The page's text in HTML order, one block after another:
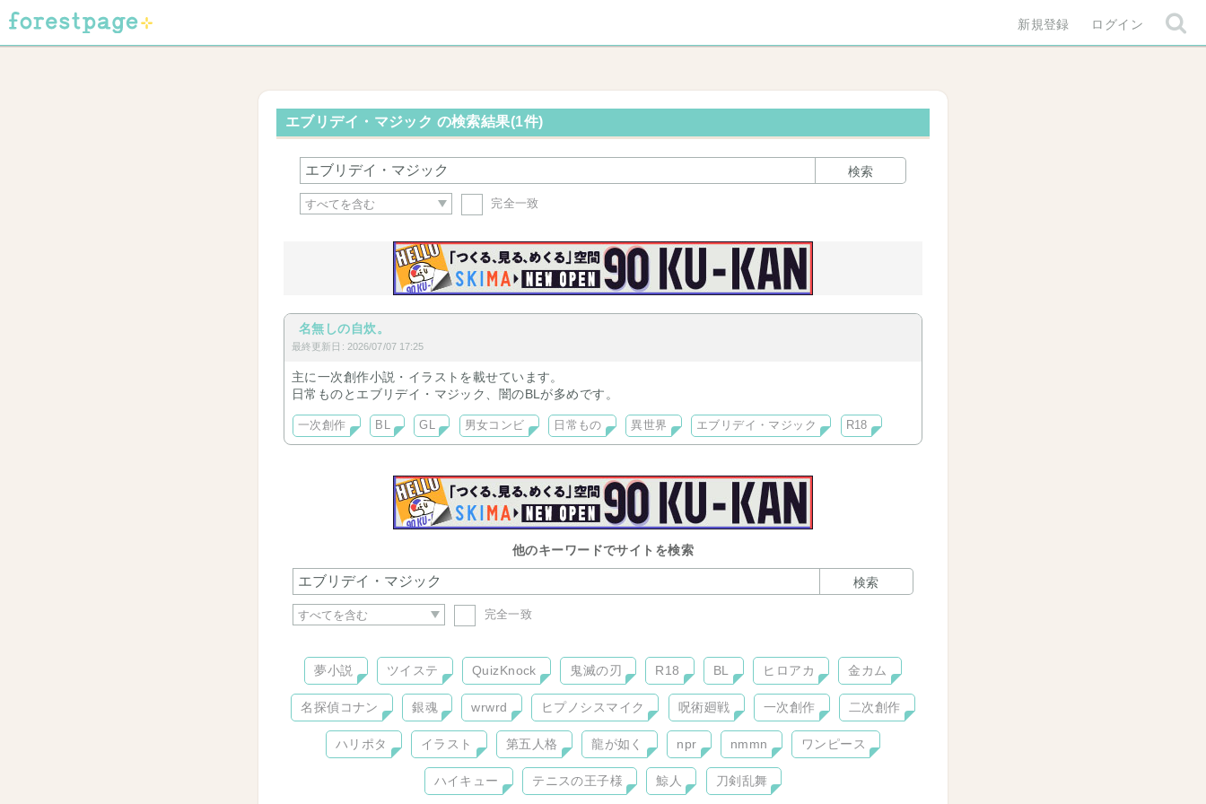
新規登録 ログイン
エブリデイ・マジック の検索結果(1件)
検索
完全一致
名無しの自炊。
最終更新日: 2026/07/07 17:25
主に一次創作小説・イラストを載せています。
日常ものとエブリデイ・マジック、闇のBLが多めです。
一次創作 BL GL 男女コンビ 日常もの 異世界 エブリデイ・マジック R18
他のキーワードでサイトを検索
検索
完全一致
夢小説 ツイステ QuizKnock 鬼滅の刃 R18 BL ヒロアカ 金カム
名探偵コナン 銀魂 wrwrd ヒプノシスマイク 呪術廻戦 一次創作 二次創作
ハリポタ イラスト 第五人格 龍が如く npr nmmn ワンピース
ハイキュー テニスの王子様 鯨人 刀剣乱舞